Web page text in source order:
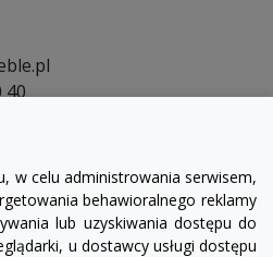
w celu administrowania serwisem,
behawioralnego reklamy
lub uzyskiwania dostępu do
u dostawcy usługi dostępu
40